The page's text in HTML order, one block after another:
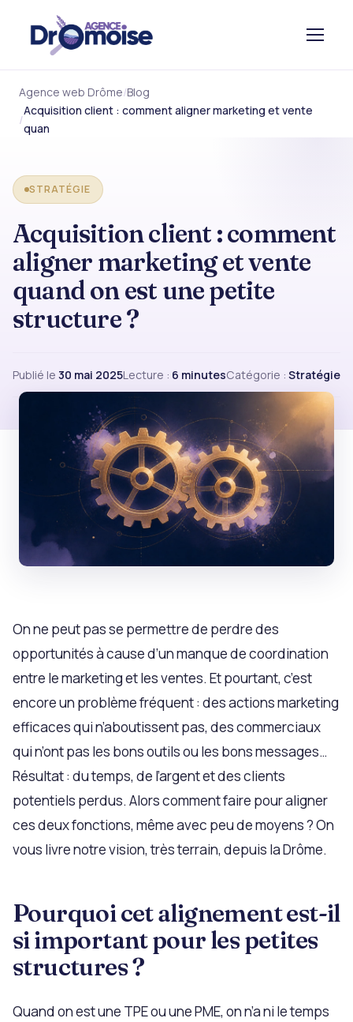
Agence web Drôme Blog
Acquisition client : comment aligner marketing et vente
quan
STRATÉGIE
Acquisition client : comment
aligner marketing et vente
quand on est une petite
structure ?
Publié le 30 mai 2025Lecture : 6 minutesCatégorie : Stratégie
On ne peut pas se permettre de perdre des
opportunités à cause d’un manque de coordination
entre le marketing et les ventes. Et pourtant, c’est
encore un problème fréquent : des actions marketing
efficaces qui n’aboutissent pas, des commerciaux
qui n’ont pas les bons outils ou les bons messages…
Résultat : du temps, de l’argent et des clients
potentiels perdus. Alors comment faire pour aligner
ces deux fonctions, même avec peu de moyens ? On
vous livre notre vision, très terrain, depuis la Drôme.
Pourquoi cet alignement est-il
si important pour les petites
structures ?
Quand on est une TPE ou une PME, on n’a ni le temps